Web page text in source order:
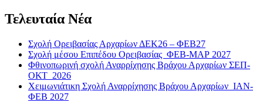
Τελευταία Νέα
Σχολή Ορειβασίας Αρχαρίων ΔΕΚ26 – ΦΕΒ27
Σχολή μέσου Επιπέδου Ορειβασίας ΦΕΒ-ΜΑΡ 2027
Φθινοπωρινή σχολή Αναρρίχησης Βράχου Αρχαρίων ΣΕΠ-
ΟΚΤ 2026
Χειμωνιάτικη Σχολή Αναρρίχησης Βράχου Αρχαρίων ΙΑΝ-
ΦΕΒ 2027